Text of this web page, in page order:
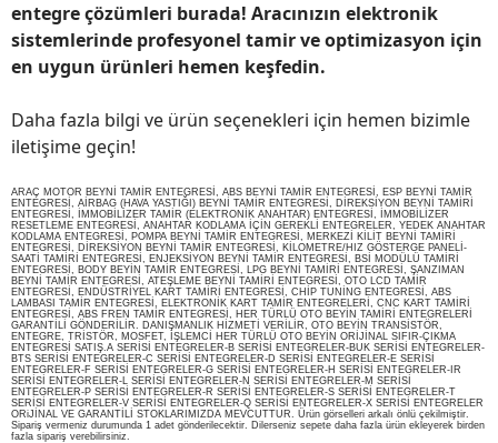
entegre çözümleri burada! Aracınızın elektronik
sistemlerinde profesyonel tamir ve optimizasyon için
en uygun ürünleri hemen keşfedin.
Daha fazla bilgi ve ürün seçenekleri için hemen bizimle
iletişime geçin!
ARAÇ MOTOR BEYNİ TAMİR ENTEGRESİ, ABS BEYNİ TAMİR ENTEGRESİ, ESP BEYNİ TAMİR
ENTEGRESİ, AİRBAG (HAVA YASTIĞI) BEYNİ TAMİR ENTEGRESİ, DİREKSİYON BEYNİ TAMİRİ
ENTEGRESİ, İMMOBİLİZER TAMİR (ELEKTRONİK ANAHTAR) ENTEGRESİ, İMMOBİLİZER
RESETLEME ENTEGRESİ, ANAHTAR KODLAMA İÇİN GEREKLİ ENTEGRELER, YEDEK ANAHTAR
KODLAMA ENTEGRESİ, POMPA BEYNİ TAMİR ENTEGRESİ, MERKEZİ KİLİT BEYNİ TAMİRİ
ENTEGRESİ, DİREKSİYON BEYNİ TAMİR ENTEGRESİ, KİLOMETRE/HIZ GÖSTERGE PANELİ-
SAATİ TAMİRİ ENTEGRESİ, ENJEKSİYON BEYNİ TAMİR ENTEGRESİ, BSİ MODÜLÜ TAMİRİ
ENTEGRESİ, BODY BEYİN TAMİR ENTEGRESİ, LPG BEYNİ TAMİRİ ENTEGRESİ, ŞANZIMAN
BEYNİ TAMİR ENTEGRESİ, ATEŞLEME BEYNİ TAMİRİ ENTEGRESİ, OTO LCD TAMİR
ENTEGRESİ, ENDÜSTRİYEL KART TAMİRİ ENTEGRESİ, CHİP TUNİNG ENTEGRESİ, ABS
LAMBASI TAMİR ENTEGRESİ, ELEKTRONİK KART TAMİR ENTEGRELERİ, CNC KART TAMİRİ
ENTEGRESİ, ABS FREN TAMİR ENTEGRESİ, HER TÜRLÜ OTO BEYİN TAMİRİ ENTEGRELERİ
GARANTİLİ GÖNDERİLİR. DANIŞMANLIK HİZMETİ VERİLİR, OTO BEYİN TRANSİSTÖR,
ENTEGRE, TRİSTÖR, MOSFET, İŞLEMCİ HER TÜRLÜ OTO BEYİN ORİJİNAL SIFIR-ÇIKMA
ENTEGRESİ SATIŞ.A SERİSİ ENTEGRELER-B SERİSİ ENTEGRELER-BUK SERİSİ ENTEGRELER-
BTS SERİSİ ENTEGRELER-C SERİSİ ENTEGRELER-D SERİSİ ENTEGRELER-E SERİSİ
ENTEGRELER-F SERİSİ ENTEGRELER-G SERİSİ ENTEGRELER-H SERİSİ ENTEGRELER-IR
SERİSİ ENTEGRELER-L SERİSİ ENTEGRELER-N SERİSİ ENTEGRELER-M SERİSİ
ENTEGRELER-P SERİSİ ENTEGRELER-R SERİSİ ENTEGRELER-S SERİSİ ENTEGRELER-T
SERİSİ ENTEGRELER-V SERİSİ ENTEGRELER-Q SERİSİ ENTEGRELER-X SERİSİ ENTEGRELER
ORiJİNAL VE GARANTİLİ STOKLARIMIZDA MEVCUTTUR. Ürün görselleri arkalı önlü çekilmiştir.
Sipariş vermeniz durumunda 1 adet gönderilecektir. Dilerseniz sepete daha fazla ürün ekleyerek birden
fazla sipariş verebilirsiniz.